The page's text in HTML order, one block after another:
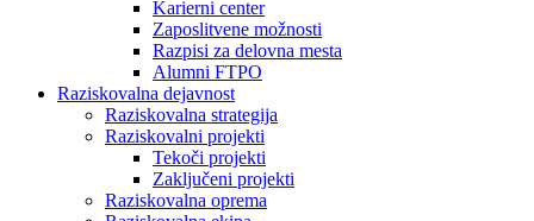
Karierni center
Zaposlitvene možnosti
Razpisi za delovna mesta
Alumni FTPO
Raziskovalna dejavnost
Raziskovalna strategija
Raziskovalni projekti
Tekoči projekti
Zaključeni projekti
Raziskovalna oprema